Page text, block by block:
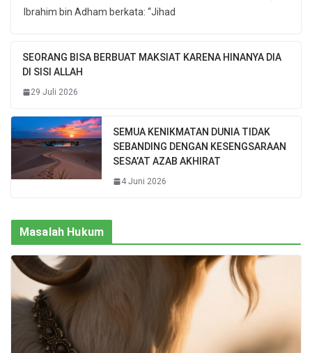
Ibrahim bin Adham berkata: “Jihad
SEORANG BISA BERBUAT MAKSIAT KARENA HINANYA DIA
DI SISI ALLAH
29 Juli 2026
SEMUA KENIKMATAN DUNIA TIDAK
SEBANDING DENGAN KESENGSARAAN
SESA’AT AZAB AKHIRAT
4 Juni 2026
Masalah Hukum